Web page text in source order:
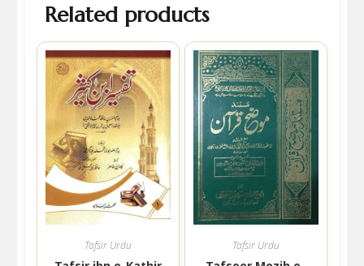
Related products
Tafsir Urdu Tafsir Urdu